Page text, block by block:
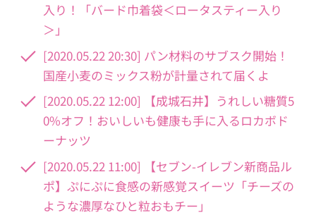
入り！「バード巾着袋＜ロータスティー入り
＞」
[2020.05.22 20:30] パン材料のサブスク開始！
国産小麦のミックス粉が計量されて届くよ
[2020.05.22 12:00] 【成城石井】うれしい糖質5
0%オフ！おいしいも健康も手に入るロカボド
ーナッツ
[2020.05.22 11:00] 【セブン-イレブン新商品ル
ポ】ぷにぷに食感の新感覚スイーツ「チーズの
ような濃厚なひと粒おもチー」